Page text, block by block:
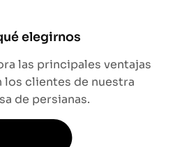
elegirnos
las principales ventajas
los clientes de nuestra
de persianas.